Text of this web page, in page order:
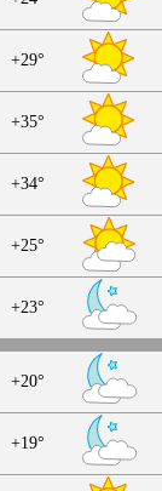
+29°
+35°
+34°
+25°
+23°
+20°
+19°